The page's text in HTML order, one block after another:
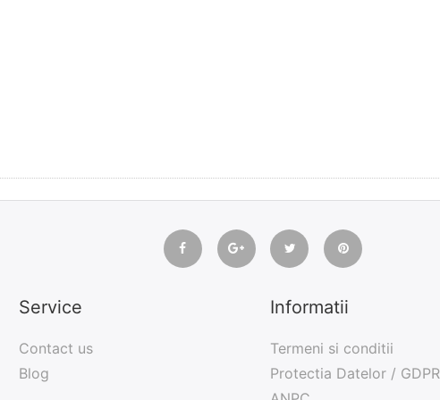
Service
Contact us
Blog
Informatii
Termeni si conditii
Protectia Datelor / GDPR